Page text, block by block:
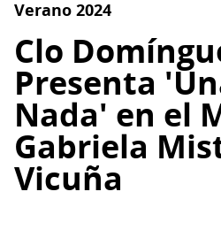
la
navegación
Verano 2024
Clo
Presenta
Nada' en el
Gabriela
Vicuña